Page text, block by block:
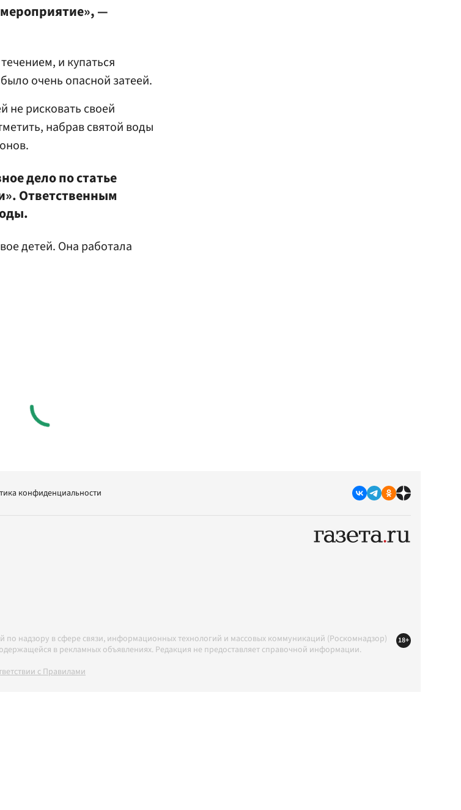
—
и купаться
очень опасной затеей.
не рисковать своей
набрав святой воды
дело по статье
Ответственным
детей. Она работала
конфиденциальности
надзору в сфере связи, информационных технологий и массовых коммуникаций (Роскомнадзор)
в рекламных объявлениях. Редакция не предоставляет справочной информации.
с Правилами
18+